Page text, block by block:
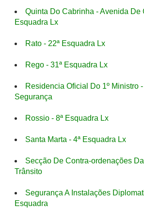
Quinta Do Cabrinha - Avenida De
Esquadra Lx
Rato - 22ª Esquadra Lx
Rego - 31ª Esquadra Lx
Residencia Oficial Do 1º Ministro
Segurança
Rossio - 8ª Esquadra Lx
Santa Marta - 4ª Esquadra Lx
Secção De Contra-ordenações
Trânsito
Segurança A Instalações
Esquadra